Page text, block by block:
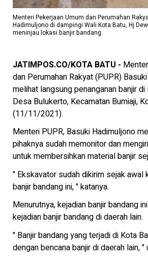
Menteri Pekerjaan Umum dan Perumahan
Hadimuljono di dampingi Wali Kota Batu, Hj
meninjau lokasi banjir bandang.
JATIMPOS.CO/KOTA BATU -
dan Perumahan Rakyat (PUPR)
melihat langsung penanganan banjir
Desa Bulukerto, Kecamatan Bumiaji,
(11/11/2021).
Menteri PUPR, Basuki Hadimuljono
pihaknya sudah memonitor dan
untuk membersihkan material banjir
" Ekskavator sudah dikirim sejak awal
banjir bandang ini, " katanya.
Menurutnya, kejadian banjir bandang
kejadian banjir bandang di daerah lain.
" Banjir bandang yang terjadi di Kota
dengan bencana banjir di daerah lain, "